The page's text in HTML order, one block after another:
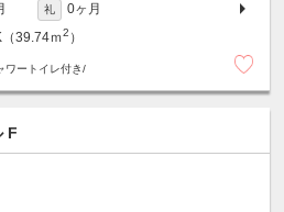
礼
0ヶ月
39.74ｍ2 ）
ートイレ付き/
F